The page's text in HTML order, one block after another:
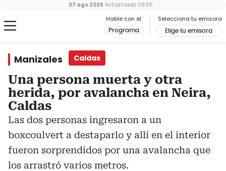
Hable con el
Programa
Selecciona tu emisora
Elige tu emisora
07 ago 2026 Actualizado 08:55
Manizales Caldas
Una persona muerta y otra
herida, por avalancha en Neira,
Caldas
Las dos personas ingresaron a un
boxcoulvert a destaparlo y allí en el interior
fueron sorprendidos por una avalancha que
los arrastró varios metros.